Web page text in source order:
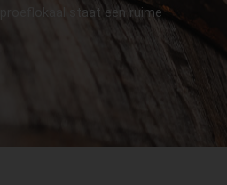
staat een ruime